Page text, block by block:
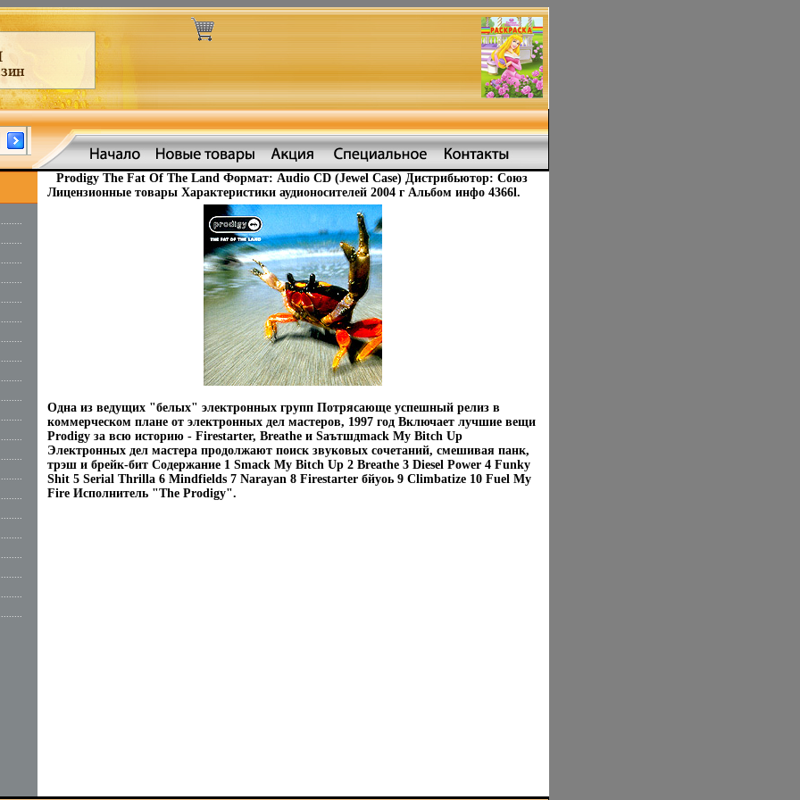
Prodigy The Fat Of The Land Формат: Audio CD (Jewel Case) Дистрибьютор: Союз
Лицензионные товары Характеристики аудионосителей 2004 г Альбом инфо 4366l.
Одна из ведущих "белых" электронных групп Потрясающе успешный релиз в
коммерческом плане от электронных дел мастеров, 1997 год Включает лучшие вещи
Prodigy за всю историю - Firestarter, Breathe и Sаътшдmack My Bitch Up
Электронных дел мастера продолжают поиск звуковых сочетаний, смешивая панк,
трэш и брейк-бит Содержание 1 Smack My Bitch Up 2 Breathe 3 Diesel Power 4 Funky
Shit 5 Serial Thrilla 6 Mindfields 7 Narayan 8 Firestarter бйуоь 9 Climbatize 10 Fuel My
Fire Исполнитель "The Prodigy".